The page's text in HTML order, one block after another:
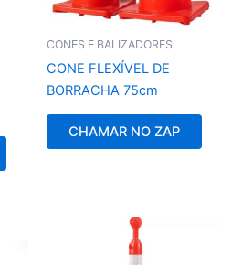
CONES E BALIZADORES
CONE FLEXÍVEL DE
BORRACHA 75cm
CHAMAR NO ZAP